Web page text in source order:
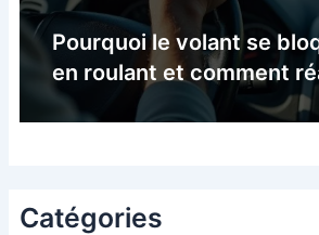
Pourquoi le volant se
en roulant et comment
Catégories